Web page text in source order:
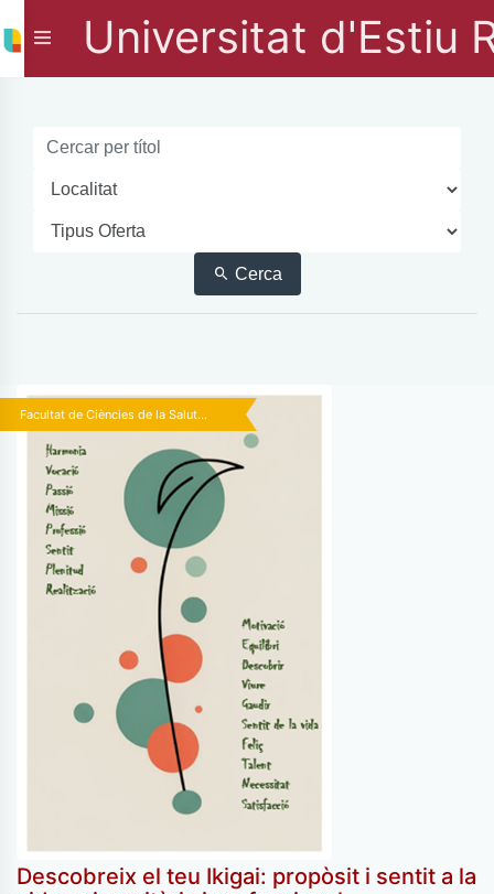
Universitat d'Estiu
Cerca
Facultat de Ciències de la Salut...
Descobreix el teu Ikigai: propòsit i sentit a la